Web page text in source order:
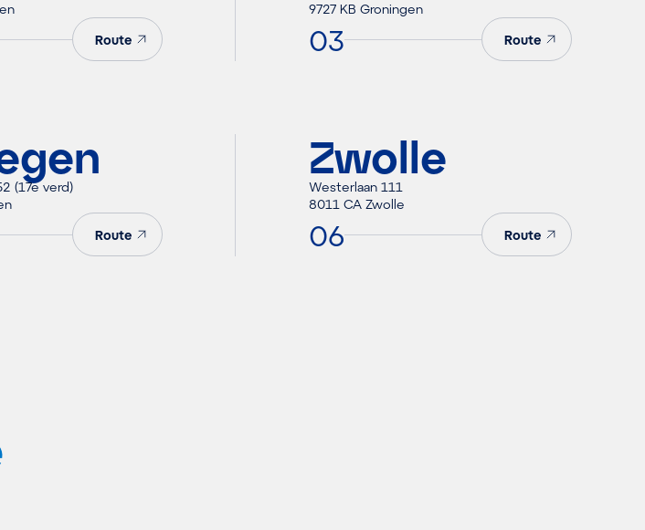
Route
9727 KB Groningen
03 Route
(17e verd)
Route
Zwolle
Westerlaan 111
8011 CA Zwolle
06 Route